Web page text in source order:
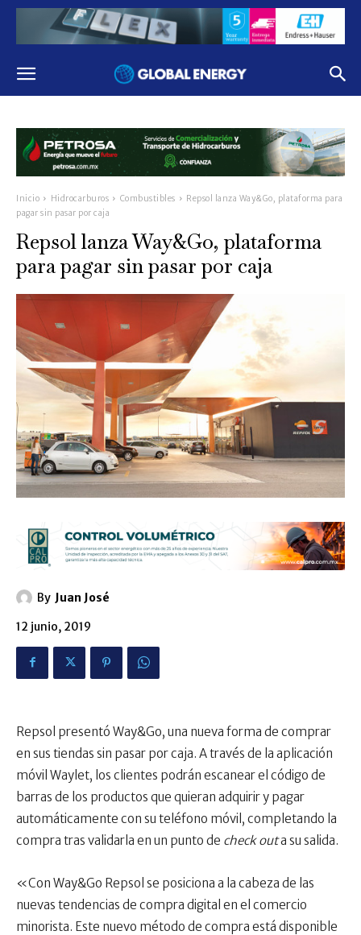
Inicio Hidrocarburos Combustibles
Repsol lanza Way&Go, plataforma para
pagar sin pasar por caja
Repsol lanza Way&Go, plataforma
para pagar sin pasar por caja
By Juan José
12 junio, 2019
Repsol presentó Way&Go, una nueva forma de comprar
en sus tiendas sin pasar por caja. A través de la aplicación
móvil Waylet, los clientes podrán escanear el código de
barras de los productos que quieran adquirir y pagar
automáticamente con su teléfono móvil, completando la
compra tras validarla en un punto de check outa su salida.
«Con Way&Go Repsol se posiciona a la cabeza de las
nuevas tendencias de compra digital en el comercio
minorista. Este nuevo método de compra está disponible